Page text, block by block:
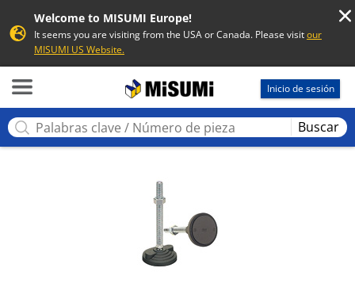
Welcome to MISUMI Europe!
It seems you are visiting from the USA or Canada. Please visitour
MISUMI US Website.
Inicio de sesión
Buscar